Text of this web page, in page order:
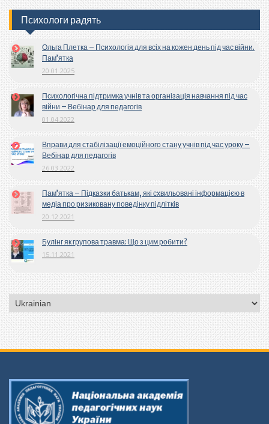
Психологи радять
Ольга Плетка – Психологія для всіх на кожен день під час війни.
Пам’ятка
20.01.2025
Психологічна підтримка учнів та організація навчання під час
війни – Вебінар для педагогів
01.04.2022
Вправи для стабілізації емоційного стану учнів під час уроку –
Вебінар для педагогів
26.03.2022
Пам’ятка – Підказки батькам, які схвильовані інформацією в
медіа про ризиковану поведінку підлітків
20.12.2021
Булінг як групова травма: Що з цим робити?
15.11.2021
Вибрати
мову